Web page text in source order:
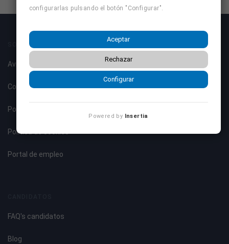
SOBRE NOSOTROS
Aviso legal
Condiciones de uso
Política de privacidad
Política de cookies
Portal de empleo
FAQ's candidatos
Blog
configurarlas pulsando el botón "Configurar".
Aceptar
Rechazar
Configurar
Powered by Insertia